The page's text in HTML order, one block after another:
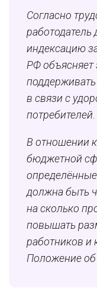
Согласно
работодатель
индексацию
РФ объясняет
в связи с
потребителей.
В отношении
бюджетной
должна быть
на сколько
повышать
работников и
Положение об